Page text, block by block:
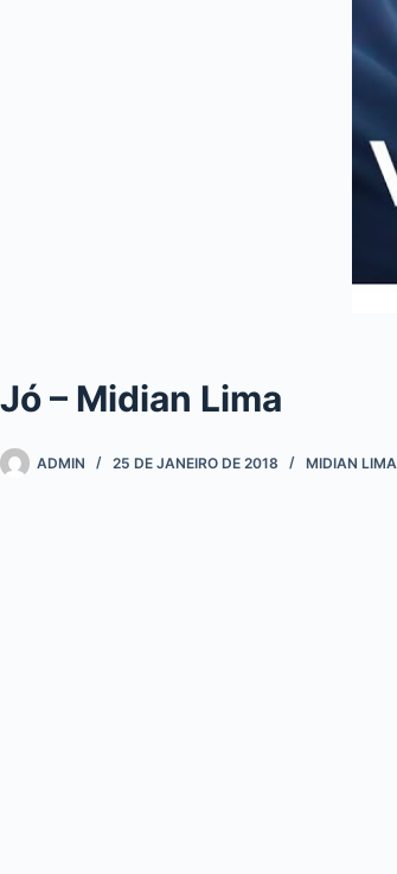
Jó – Midian Lima
ADMIN 25 DE JANEIRO DE 2018 MIDIAN LIMA